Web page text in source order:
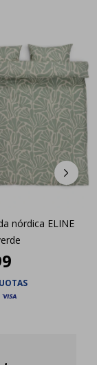
nórdica ELINE